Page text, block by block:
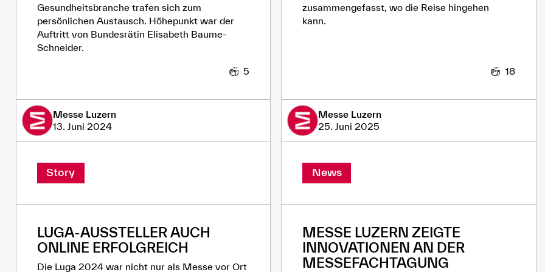
Gesundheitsbranche trafen sich zum
persönlichen Austausch. Höhepunkt war der
Auftritt von Bundesrätin Elisabeth Baume-
Schneider.
5
zusammengefasst, wo die Reise hingehen
kann.
18
Messe Luzern
13. Juni 2024
Story
LUGA-AUSSTELLER AUCH
ONLINE ERFOLGREICH
Die Luga 2024 war nicht nur als Messe vor Ort
Messe Luzern
25. Juni 2025
News
MESSE LUZERN ZEIGTE
INNOVATIONEN AN DER
MESSEFACHTAGUNG